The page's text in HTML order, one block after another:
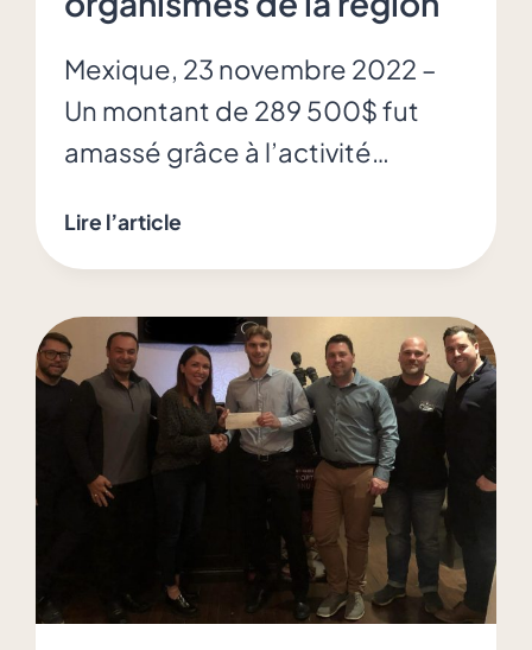
Mexique, 23 novembre 2022 –
Un montant de 289 500$ fut
amassé grâce à l’activité…
Lire l’article
amasse
289
500$
pour
3
organismes
région